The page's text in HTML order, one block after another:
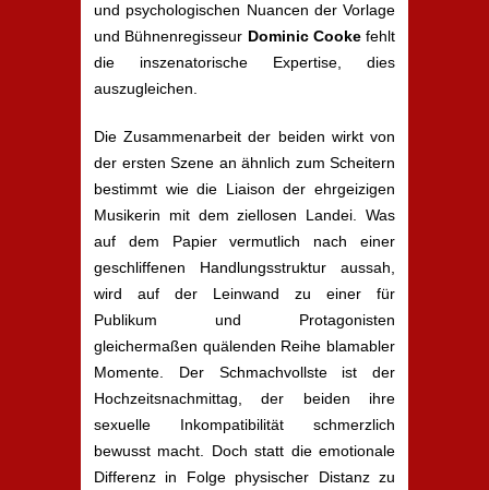
und psychologischen Nuancen der Vorlage
und Bühnenregisseur Dominic Cookefehlt
die inszenatorische Expertise, dies
auszugleichen.
Die Zusammenarbeit der beiden wirkt von
der ersten Szene an ähnlich zum Scheitern
bestimmt wie die Liaison der ehrgeizigen
Musikerin mit dem ziellosen Landei. Was
auf dem Papier vermutlich nach einer
geschliffenen Handlungsstruktur aussah,
wird auf der Leinwand zu einer für
Publikum und Protagonisten
gleichermaßen quälenden Reihe blamabler
Momente. Der Schmachvollste ist der
Hochzeitsnachmittag, der beiden ihre
sexuelle Inkompatibilität schmerzlich
bewusst macht. Doch statt die emotionale
Differenz in Folge physischer Distanz zu